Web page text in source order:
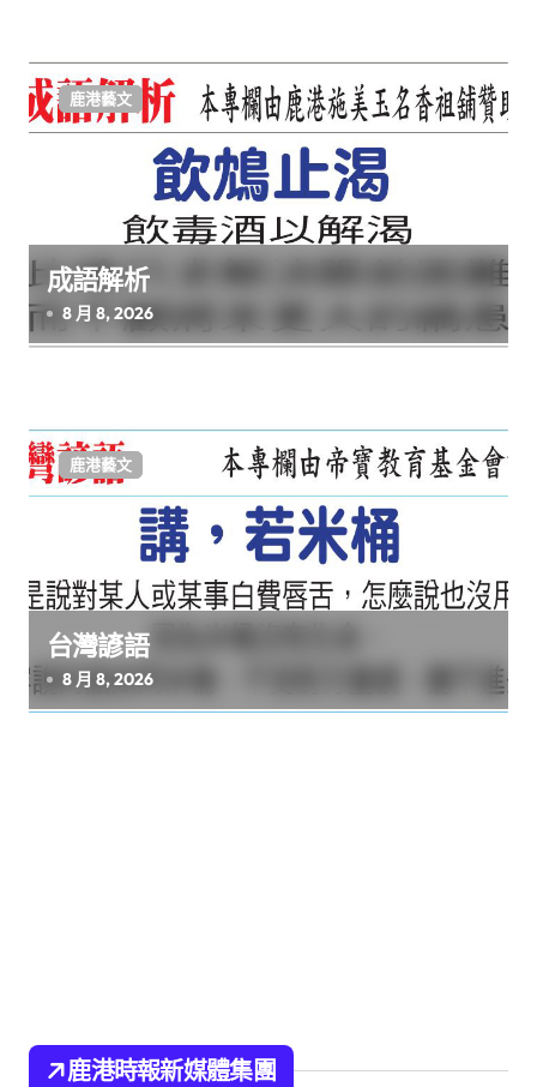
鹿港藝文
成語解析
8 月 8, 2026
鹿港藝文
台灣諺語
8 月 8, 2026
鹿港時報新媒體集團